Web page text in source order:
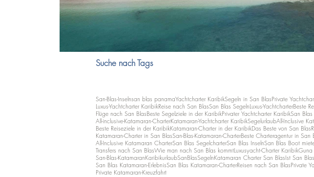
Suche nach Tags
San-Blas-Inselnsan blas panamaYachtcharter KaribikSegeln in San BlasPrivate
Luxus-Yachtcharter KaribikReise nach San BlasSan Blas SegelnLuxus-YachtcharterBeste
Flüge nach San BlasBeste Segelziele in der KaribikPrivater Yachtcharter KaribikSan
All-inclusive-Katamaran-CharterKatamaran-Yachtcharter KaribikSegelurlaubAll-Inclusive
Beste Reiseziele in der KaribikKatamaran-Charter in der KaribikDas Beste von San Blas
Katamaran-Charter in San BlasSan-Blas-Katamaran-CharterBeste Charteragentur in San
All-Inclusive Katamaran CharterSan Blas SegelcharterSan Blas InselnSan Blas Boot
Transfers nach San BlasWie man nach San Blas kommtLuxusyacht-Charter KaribikGuna
San-Blas-KatamaranKaribikurlaubSanBlasSegelnKatamaran Charter San BlasIst San
San Blas Katamaran-ErlebnisSan Blas Katamaran-CharterReisen nach San BlasPrivate
Private Katamaran-Kreuzfahrt